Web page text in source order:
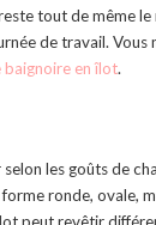
tout de même le
de travail. Vous
baignoire en îlot.
les goûts de
ronde, ovale,